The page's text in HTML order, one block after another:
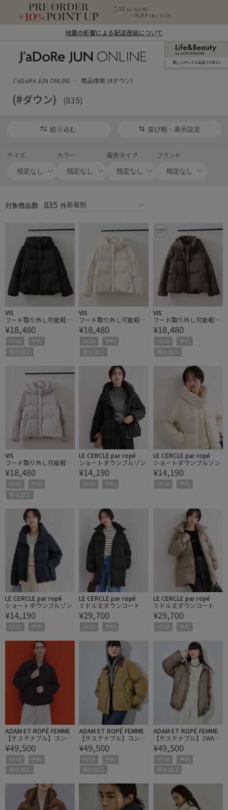
地震の影響による配送遅延について
ン オンライン）
新しいキレイと出合うために。
J'aDoRe JUN ONLINE 商品検索 (#ダウン)
(#ダウン) (835)
絞り込む 並び順・表示設定
サイズ カラー 販売タイプ ブランド
対象商品数 835 件
VIS
フード取り外し可能軽量
ショートダウンブルゾ
ン/撥水・WEB限定カラ
ー
¥18,480
NEW!
予約
撥水加工
VIS
フード取り外し可能軽量
ショートダウンブルゾ
ン/撥水・WEB限定カラ
ー
¥18,480
NEW!
予約
撥水加工
VIS
フード取り外し可能軽量
ショートダウンブルゾ
ン/撥水・WEB限定カラ
ー
¥18,480
NEW!
予約
撥水加工
VIS
フード取り外し可能軽量
ショートダウンブルゾ
ン/撥水・WEB限定カラ
ー
¥18,480
NEW!
予約
撥水加工
LE CERCLE par ropé
ショートダウンブルゾン
¥14,190
NEW! 予約
LE CERCLE par ropé
ショートダウンブルゾン
¥14,190
NEW! 予約
LE CERCLE par ropé
ショートダウンブルゾン
¥14,190
NEW! 予約
LE CERCLE par ropé
ミドル丈ダウンコート
¥29,700
NEW! 予約
LE CERCLE par ropé
ミドル丈ダウンコート
¥29,700
NEW! 予約
ADAM ET ROPÉ FEMME
【サステナブル】コンバ
ーティブルカラーショー
トダウン/撥水
¥49,500
NEW!
予約
撥水加工
ADAM ET ROPÉ FEMME
【サステナブル】コンバ
ーティブルカラーショー
トダウン/撥水
¥49,500
NEW!
予約
撥水加工
ADAM ET ROPÉ FEMME
【サステナブル】2WAY
フーディミドルダウン/
撥水
¥49,500
NEW!
予約
撥水加工